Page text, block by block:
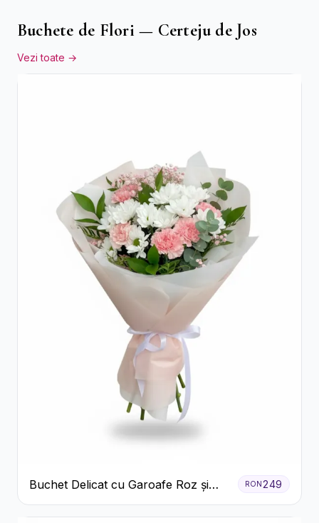
Buchete de Flori — Certeju de Jos
Vezi toate →
Buchet Delicat cu Garoafe Roz și
Crizanteme Albe
RON 249